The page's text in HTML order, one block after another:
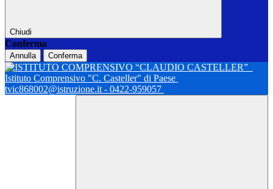
Chiudi
Conferma
Annulla Conferma
Istituto Comprensivo "C. Casteller" di Paese
tvic868002@istruzione.it - 0422-959057